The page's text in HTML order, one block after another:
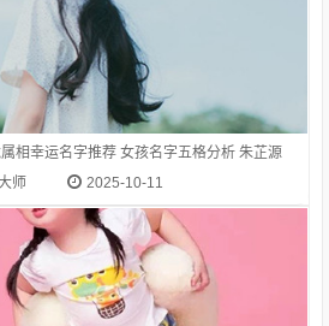
相幸运名字推荐 女孩名字五格分析 朱芷源
师
2025-10-11
荐-郑基腾郑基腾 为通过偏旁部首
)适合的偏旁部首为：水、金、玉、
、氵、钅、亻姓氏郑的笔画数是 19字
代诸侯国名，在今河南省新郑县一带：
信教条，不顾客观实际的人）
荐-孙晓伟孙晓伟 为通过偏旁部首